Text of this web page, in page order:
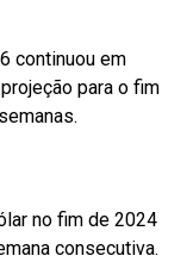
continuou em
para o fim
no fim de 2024
consecutiva.